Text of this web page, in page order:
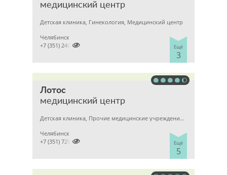
медицинский центр
Детская клиника, Гинекология, Медицинский центр
Ещё
3
Челябинск

+7 (351) 2400303
Лотос
медицинский центр
Детская клиника, Прочие медицинские учреждения, Гинекология
Ещё
5
Челябинск

+7 (351) 7298929